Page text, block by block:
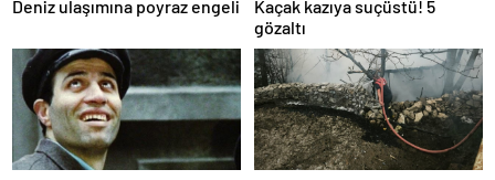
Deniz ulaşımına poyraz engeli
Kaçak kazıya suçüstü! 5
gözaltı